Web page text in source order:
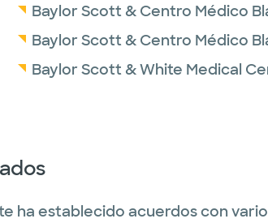
Baylor Scott & Centro Médico
Baylor Scott & Centro Médico
Baylor Scott & White Medical
ha establecido acuerdos con